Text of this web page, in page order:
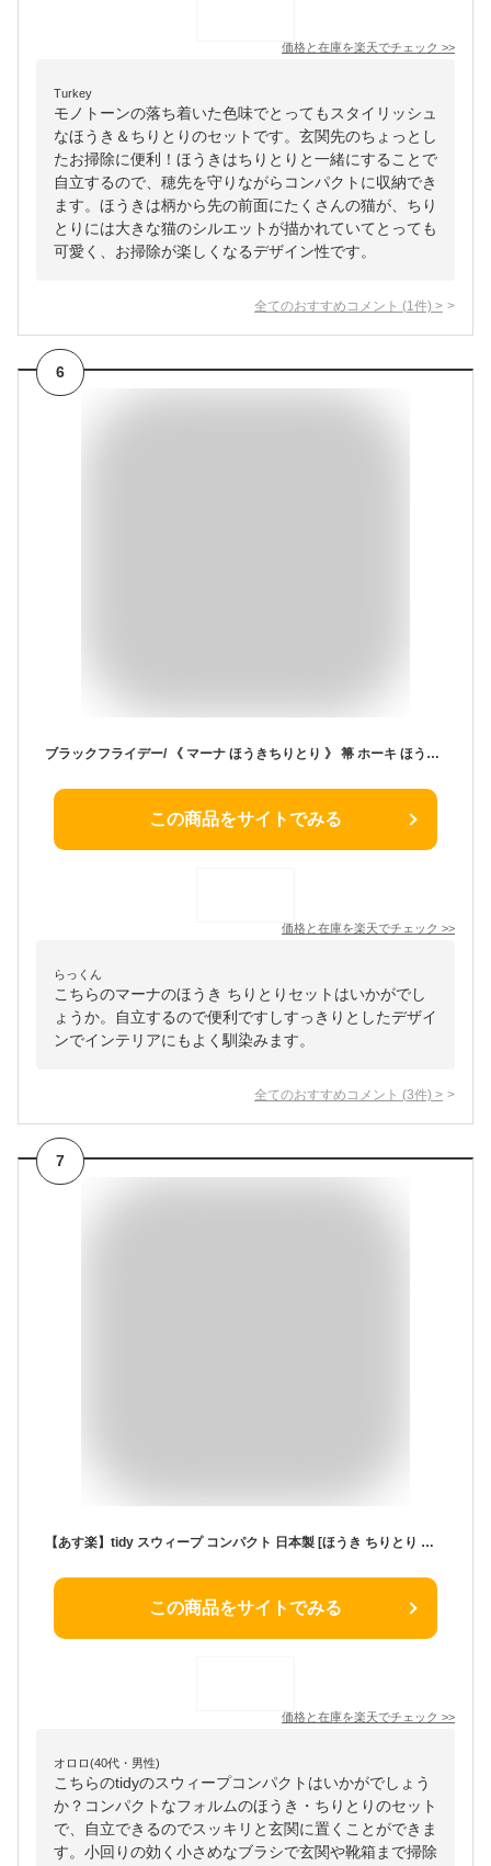
価格と在庫を楽天でチェック >>
Turkey
モノトーンの落ち着いた色味でとってもスタイリッシュ
なほうき＆ちりとりのセットです。玄関先のちょっとし
たお掃除に便利！ほうきはちりとりと一緒にすることで
自立するので、穂先を守りながらコンパクトに収納でき
ます。ほうきは柄から先の前面にたくさんの猫が、ちり
とりには大きな猫のシルエットが描かれていてとっても
可愛く、お掃除が楽しくなるデザイン性です。
全てのおすすめコメント (1 件) >
6
ブラックフライデー/ 《 マーナ ほうきちりとり 》 箒 ホーキ ほうきセット 自立式 自立する 立つ 立てる 立てられる スタンド 省スペース コンパクト 掃除道具 清潔 室内 玄関 庭 溝 屋外 ホワイト シンプル W628 北欧 おしゃれ かわいい きれいに暮らす marna
この商品をサイトでみる
価格と在庫を楽天でチェック >>
らっくん
こちらのマーナのほうき ちりとりセットはいかがでし
ょうか。自立するので便利ですしすっきりとしたデザイ
ンでインテリアにもよく馴染みます。
全てのおすすめコメント (3件) >
7
【あす楽】tidy スウィープ コンパクト 日本製 [ほうき ちりとり セット おしゃれ コンパクト 玄関 ベランダ バルコニー 掃除 ホウキ チリトリ 掃除用品 大掃除 新生活 Sweep compact]
この商品をサイトでみる
価格と在庫を楽天でチェック >>
オロロ(40代・男性)
こちらのtidyのスウィープコンパクトはいかがでしょう
か？コンパクトなフォルムのほうき・ちりとりのセット
で、自立できるのでスッキリと玄関に置くことができま
す。小回りの効く小さめなブラシで玄関や靴箱まで掃除